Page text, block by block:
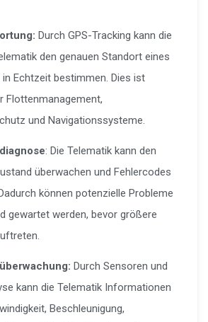
Durch GPS-Tracking kann die
den genauen Standort eines
in Echtzeit bestimmen. Dies ist
Flottenmanagement,
und Navigationssysteme.
: Die Telematik kann den
überwachen und Fehlercodes
können potenzielle Probleme
gewartet werden, bevor größere
Durch Sensoren und
kann die Telematik Informationen
Beschleunigung,